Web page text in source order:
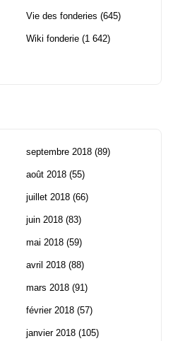
Vie des fonderies (645)
Wiki fonderie (1 642)
septembre 2018 (89)
août 2018 (55)
juillet 2018 (66)
juin 2018 (83)
mai 2018 (59)
avril 2018 (88)
mars 2018 (91)
février 2018 (57)
janvier 2018 (105)